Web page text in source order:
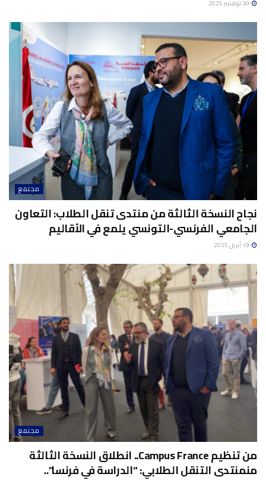
مجتمع
نجاح النسخة الثالثة من منتدى تنقل الطلاب: التعاون
الجامعي الفرنسي-التونسي يلمع في الأقاليم
مجتمع
من تنظيم Campus France.. انطلاق النسخة الثالثة
منمنتدى التنقل الطلابي: “الدراسة في فرنسا”..